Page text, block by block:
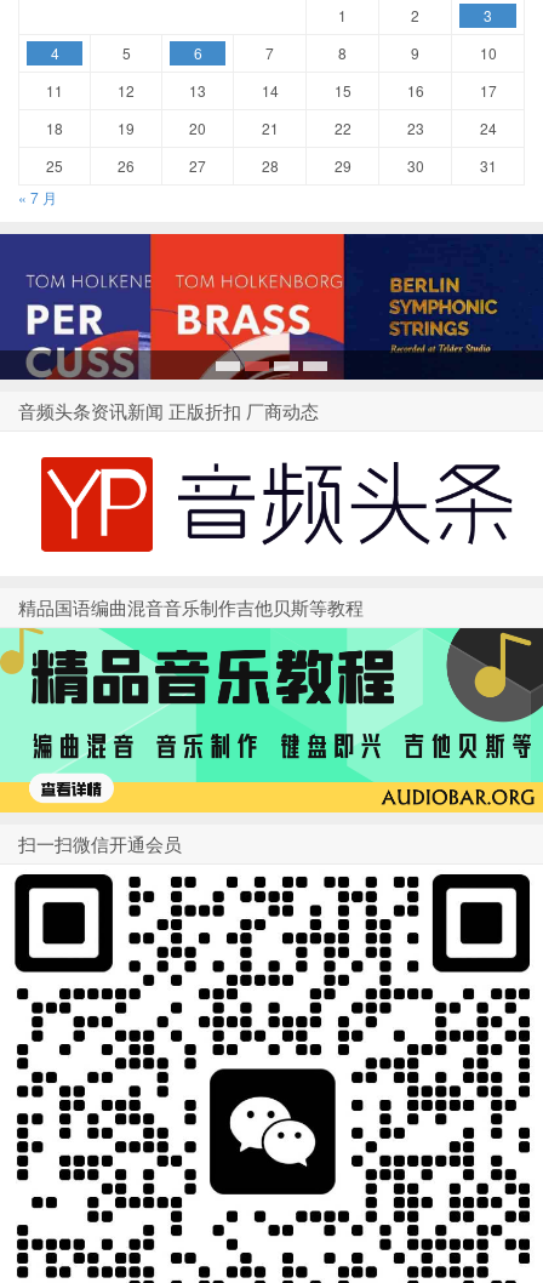
1 2
3
4
5 6 7 8 9
10
11
12 13 14 15 16
17
18
19 20 21 22 23
24
25
26 27 28 29 30
31
« 7 月
音频头条资讯新闻 正版折扣 厂商动态
精品国语编曲混音音乐制作吉他贝斯等教程
扫一扫微信开通会员